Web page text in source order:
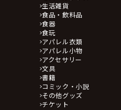
生活雑貨
食品・飲料品
食器
食玩
アパレル衣類
アパレル小物
アクセサリー
文具
書籍
コミック・小説
その他グッズ
チケット